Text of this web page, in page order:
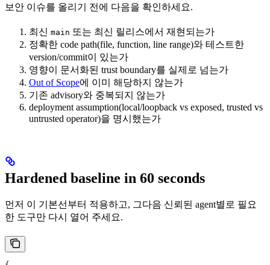
보안 이슈를 올리기 전에 다음을 확인하세요.
최신 main 또는 최신 릴리스에서 재현되는가
정확한 code path(file, function, line range)와 테스트한
version/commit이 있는가
영향이 문서화된 trust boundary를 실제로 넘는가
Out of Scope에 이미 해당하지 않는가
기존 advisory와 중복되지 않는가
deployment assumption(local/loopback vs exposed, trusted vs
untrusted operator)을 명시했는가
Hardened baseline in 60 seconds
먼저 이 기본선부터 적용하고, 그다음 신뢰된 agent별로 필요
한 도구만 다시 열어 주세요.